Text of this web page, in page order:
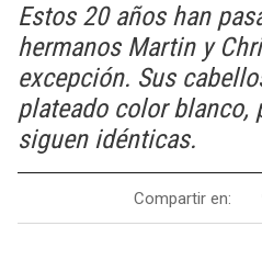
Estos 20 años han
hermanos Martin y
excepción. Sus
plateado color blanco,
siguen idénticas.
Compartir en: